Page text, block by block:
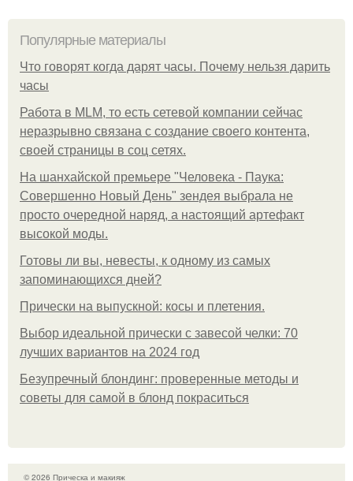
Популярные материалы
Что говорят когда дарят часы. Почему нельзя дарить
часы
Работа в MLM, то есть сетевой компании сейчас
неразрывно связана с создание своего контента,
своей страницы в соц сетях.
На шанхайской премьере "Человека - Паука:
Совершенно Новый День" зендея выбрала не
просто очередной наряд, а настоящий артефакт
высокой моды.
Готовы ли вы, невесты, к одному из самых
запоминающихся дней?
Прически на выпускной: косы и плетения.
Выбор идеальной прически с завесой челки: 70
лучших вариантов на 2024 год
Безупречный блондинг: проверенные методы и
советы для самой в блонд покраситься
© 2026 Прическа и макияж